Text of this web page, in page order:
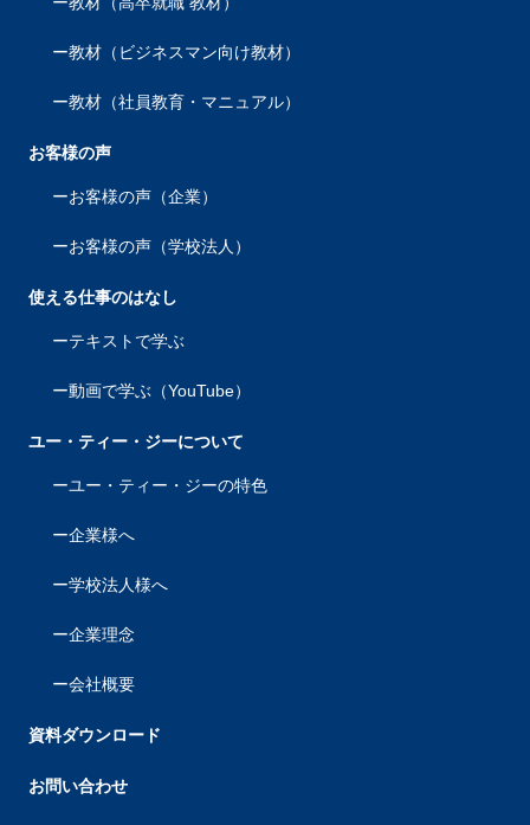
教材（ビジネスマン向け教材）
教材（社員教育・マニュアル）
お客様の声
お客様の声（企業）
お客様の声（学校法人）
使える仕事のはなし
テキストで学ぶ
動画で学ぶ（YouTube）
ユー・ティー・ジーについて
ユー・ティー・ジーの特色
企業様へ
学校法人様へ
企業理念
会社概要
資料ダウンロード
お問い合わせ